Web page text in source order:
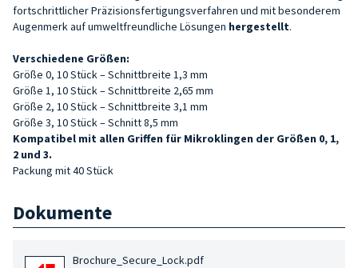
fortschrittlicher Präzisionsfertigungsverfahren und mit besonderem
Augenmerk auf umweltfreundliche Lösungen hergestellt.
Verschiedene Größen:
Größe 0, 10 Stück – Schnittbreite 1,3 mm
Größe 1, 10 Stück – Schnittbreite 2,65 mm
Größe 2, 10 Stück – Schnittbreite 3,1 mm
Größe 3, 10 Stück – Schnitt 8,5 mm
Kompatibel mit allen Griffen für Mikroklingen der Größen 0, 1,
2 und 3.
Packung mit 40 Stück
Dokumente
Brochure_Secure_Lock.pdf